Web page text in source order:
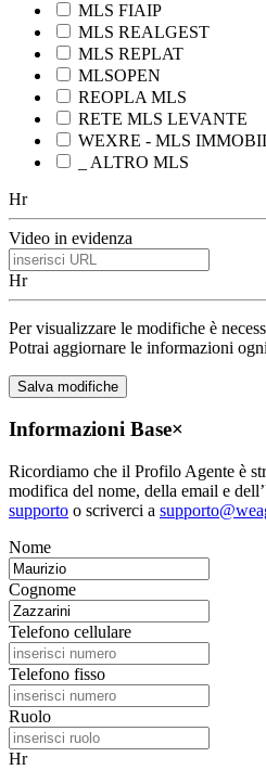
MLS FIAIP
MLS REALGEST
MLS REPLAT
MLSOPEN
REOPLA MLS
RETE MLS LEVANTE
WEXRE - MLS
_ ALTRO MLS
Hr
Video in evidenza
Hr
Per visualizzare le modifiche è
Potrai aggiornare le informazioni
Informazioni Base×
Ricordiamo che il Profilo Agente è
modifica del nome, della email e
supporto o scriverci a
Nome
Cognome
Telefono cellulare
Telefono fisso
Ruolo
Hr